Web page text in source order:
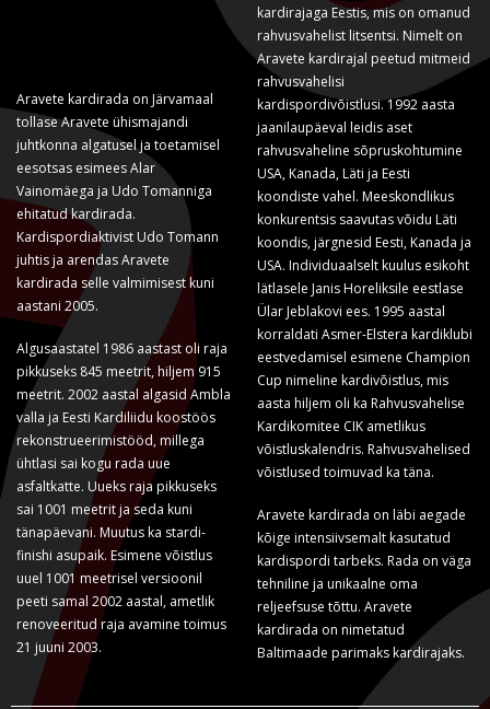
Aravete kardirada on Järvamaal
tollase Aravete ühismajandi
juhtkonna algatusel ja toetamisel
eesotsas esimees Alar
Vainomäega ja Udo Tomanniga
ehitatud kardirada.
Kardispordiaktivist Udo Tomann
juhtis ja arendas Aravete
kardirada selle valmimisest kuni
aastani 2005.
Algusaastatel 1986 aastast oli raja
pikkuseks 845 meetrit, hiljem 915
meetrit. 2002 aastal algasid Ambla
valla ja Eesti Kardiliidu koostöös
rekonstrueerimistööd, millega
ühtlasi sai kogu rada uue
asfaltkatte. Uueks raja pikkuseks
sai 1001 meetrit ja seda kuni
tänapäevani. Muutus ka stardi-
finishi asupaik. Esimene võistlus
uuel 1001 meetrisel versioonil
peeti samal 2002 aastal, ametlik
renoveeritud raja avamine toimus
21 juuni 2003.
kardirajaga Eestis, mis on omanud
rahvusvahelist litsentsi. Nimelt on
Aravete kardirajal peetud mitmeid
rahvusvahelisi
kardispordivõistlusi. 1992 aasta
jaanilaupäeval leidis aset
rahvusvaheline sõpruskohtumine
USA, Kanada, Läti ja Eesti
koondiste vahel. Meeskondlikus
konkurentsis saavutas võidu Läti
koondis, järgnesid Eesti, Kanada ja
USA. Individuaalselt kuulus esikoht
lätlasele Janis Horeliksile eestlase
Ülar Jeblakovi ees. 1995 aastal
korraldati Asmer-Elstera kardiklubi
eestvedamisel esimene Champion
Cup nimeline kardivõistlus, mis
aasta hiljem oli ka Rahvusvahelise
Kardikomitee CIK ametlikus
võistluskalendris. Rahvusvahelised
võistlused toimuvad ka täna.
Aravete kardirada on läbi aegade
kõige intensiivsemalt kasutatud
kardispordi tarbeks. Rada on väga
tehniline ja unikaalne oma
reljeefsuse tõttu. Aravete
kardirada on nimetatud
Baltimaade parimaks kardirajaks.